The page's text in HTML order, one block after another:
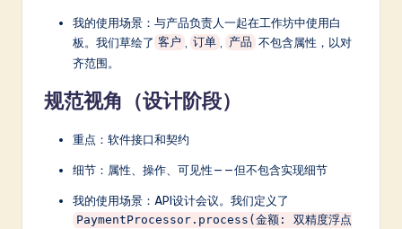
我的使用场景：与产品负责人一起在工作坊中使用白
板。我们草绘了 客户 订单 产品 不包含属性，以对
齐范围。
规范视角（设计阶段）
重点：软件接口和契约
细节：属性、操作、可见性——但不包含实现细节
我的使用场景：API设计会议。我们定义了
PaymentProcessor.process(金额: 双精度浮点